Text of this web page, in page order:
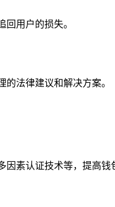
用户的损失。
法律建议和解决方案。
素认证技术等，提高